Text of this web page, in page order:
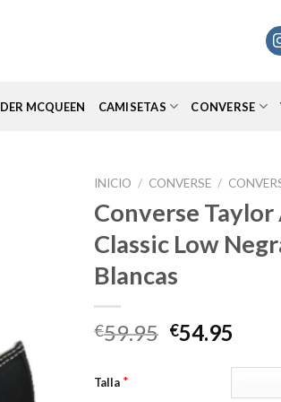
MCQUEEN CAMISETAS CONVERSE
INICIO / CONVERSE /
Converse Taylor
Classic Low
Blancas
€59.95 El
original
€54.95
es:
Talla *